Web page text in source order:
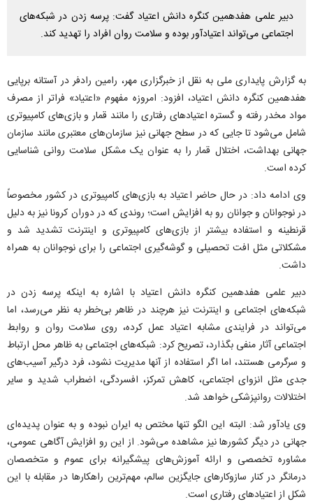
دبیر علمی هفدهمین کنگره دانش اعتیاد گفت: پرسه زدن در شبکه‌های
اجتماعی می‌تواند اعتیادآور بوده و سلامت روان افراد را تهدید کند.
به گزارش پایداری ملی به نقل از خبرگزاری مهر، رامین رادفر در آستانه برپایی
هفدهمین کنگره دانش اعتیاد، افزود: امروزه مفهوم «اعتیاد» فراتر از مصرف
مواد مخدر رفته و گستره اعتیادهای رفتاری را مانند قمار و بازی‌های کامپیوتری
شامل می‌شود تا جایی که در سطح جهانی نیز سازمان‌های معتبری مانند سازمان
جهانی بهداشت، اختلال قمار را به عنوان یک مشکل سلامت روانی شناسایی
کرده است.
وی ادامه داد: در حال حاضر اعتیاد به بازی‌های کامپیوتری در کشور مخصوصاً
در نوجوانان و جوانان رو به افزایش است؛ روندی که در دوران کرونا نیز به دلیل
قرنطینه و استفاده بیشتر از بازی‌های کامپیوتری و اینترنت تشدید شد و
مشکلاتی مثل افت تحصیلی و گوشه‌گیری اجتماعی را برای نوجوانان به همراه
داشت.
دبیر علمی هفدهمین کنگره دانش اعتیاد با اشاره به اینکه پرسه زدن در
شبکه‌های اجتماعی و اینترنت نیز هرچند در ظاهر بی‌خطر به نظر می‌رسد، اما
می‌تواند در فرایندی مشابه اعتیاد عمل کرده، روی سلامت روان و روابط
اجتماعی آثار منفی بگذارد، تصریح کرد: شبکه‌های اجتماعی به ظاهر محل ارتباط
و سرگرمی هستند، اما اگر استفاده از آنها مدیریت نشود، فرد درگیر آسیب‌های
جدی مثل انزوای اجتماعی، کاهش تمرکز، افسردگی، اضطراب شدید و سایر
اختلالات روانپزشکی خواهد شد.
وی یادآور شد: البته این الگو تنها مختص به ایران نبوده و به عنوان پدیده‌ای
جهانی در دیگر کشورها نیز مشاهده می‌شود. از این رو افزایش آگاهی عمومی،
مشاوره تخصصی و ارائه آموزش‌های پیشگیرانه برای عموم و متخصصان
درمانگر در کنار سازوکارهای جایگزین سالم، مهم‌ترین راهکارها در مقابله با این
شکل از اعتیادهای رفتاری است.